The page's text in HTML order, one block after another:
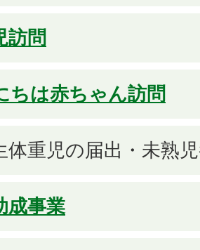
訪問
ちは赤ちゃん訪問
体重児の届出・未熟
成事業